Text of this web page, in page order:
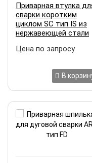
Приварная втулка
сварки коротким
циклом SC тип IS из
нержавеющей стали
Цена по запросу
В